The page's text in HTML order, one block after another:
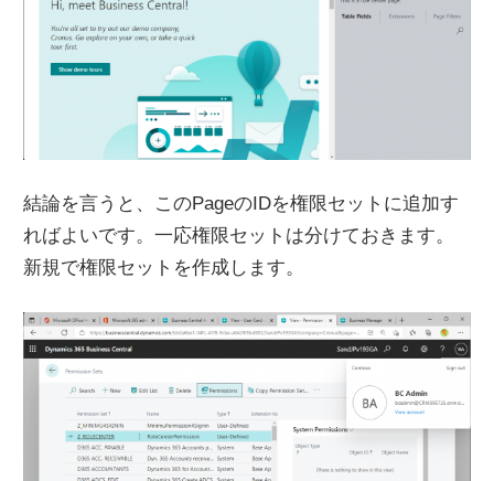
結論を言うと、このPageのIDを権限セットに追加す
ればよいです。一応権限セットは分けておきます。
新規で権限セットを作成します。